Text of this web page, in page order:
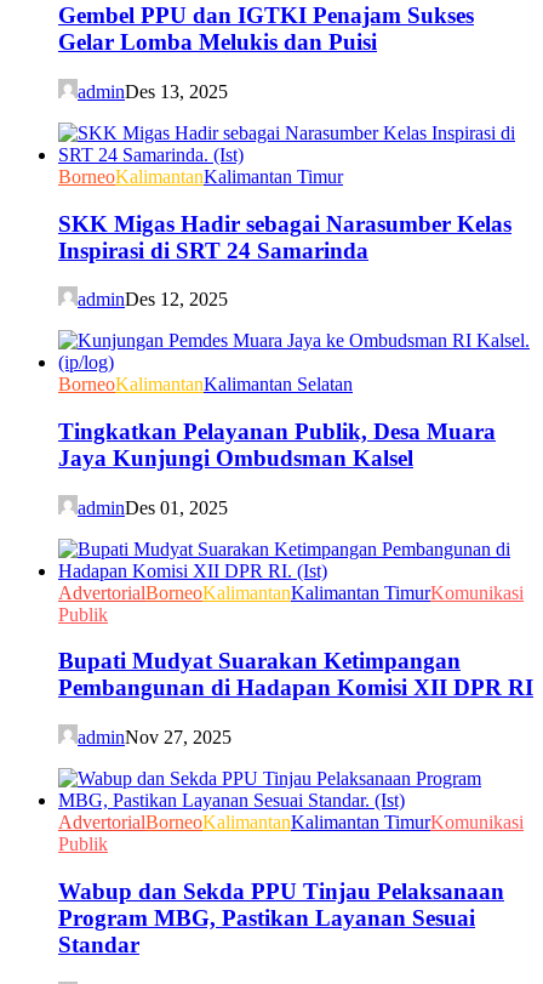
Gembel PPU dan IGTKI Penajam Sukses
Gelar Lomba Melukis dan Puisi
adminDes 13, 2025
BorneoKalimantanKalimantan Timur
SKK Migas Hadir sebagai Narasumber Kelas
Inspirasi di SRT 24 Samarinda
adminDes 12, 2025
BorneoKalimantanKalimantan Selatan
Tingkatkan Pelayanan Publik, Desa Muara
Jaya Kunjungi Ombudsman Kalsel
adminDes 01, 2025
AdvertorialBorneoKalimantanKalimantan TimurKomunikasi
Publik
Bupati Mudyat Suarakan Ketimpangan
Pembangunan di Hadapan Komisi XII DPR RI
adminNov 27, 2025
AdvertorialBorneoKalimantanKalimantan TimurKomunikasi
Publik
Wabup dan Sekda PPU Tinjau Pelaksanaan
Program MBG, Pastikan Layanan Sesuai
Standar